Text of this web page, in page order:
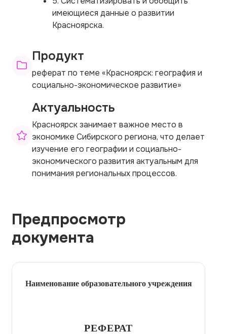
имеющиеся данные о развитии
Красноярска.
Продукт
реферат по теме «Красноярск: география и
социально-экономическое развитие»
Актуальность
Красноярск занимает важное место в
экономике Сибирского региона, что делает
изучение его географии и социально-
экономического развития актуальным для
понимания региональных процессов.
Предпросмотр
документа
Наименование образовательного учреждения
РЕФЕРАТ